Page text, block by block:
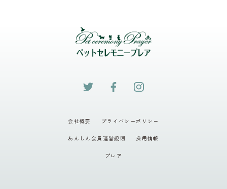
会社概要 プライバシーポリシー
あんしん会員運営規則 採用情報
プレア